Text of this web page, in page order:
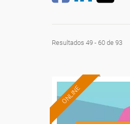
Resultados 49 - 60 de 93
ONLINE